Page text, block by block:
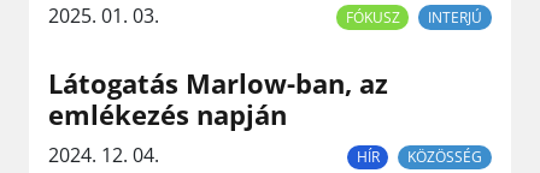
2025. 01. 03. FÓKUSZ INTERJÚ
Látogatás Marlow-ban, az
emlékezés napján
2024. 12. 04. HÍR KÖZÖSSÉG